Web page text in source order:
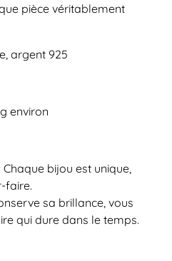
pièce véritablement
argent 925
environ
: Chaque bijou est unique,
faire.
sa brillance, vous
qui dure dans le temps.